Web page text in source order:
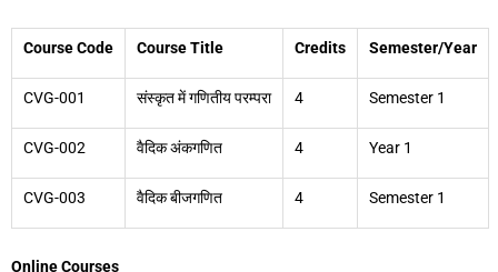
Course Code Course Title Credits Semester/Year
CVG-001 संस्कृत में गणितीय परम्परा 4 Semester 1
CVG-002 वैदिक अंकगणित 4 Year 1
CVG-003 वैदिक बीजगणित 4 Semester 1
Online Courses